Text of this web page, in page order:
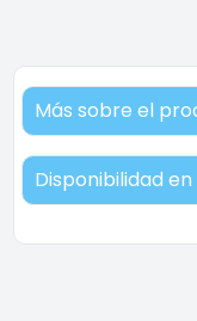
Más sobre el
Disponibilidad